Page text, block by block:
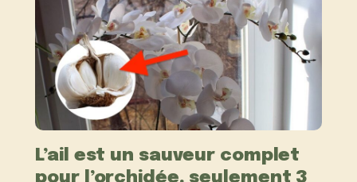
L’ail est un sauveur complet
pour l’orchidée. seulement 3